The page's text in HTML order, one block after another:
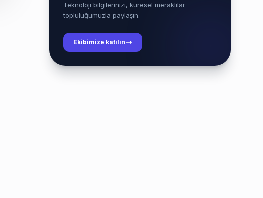
Teknoloji bilgilerinizi, küresel meraklılar
topluluğumuzla paylaşın.
Ekibimize katılın